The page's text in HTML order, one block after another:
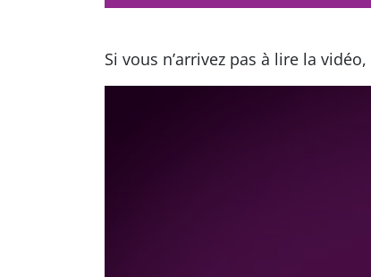
Si vous n’arrivez pas à lire la vidéo,